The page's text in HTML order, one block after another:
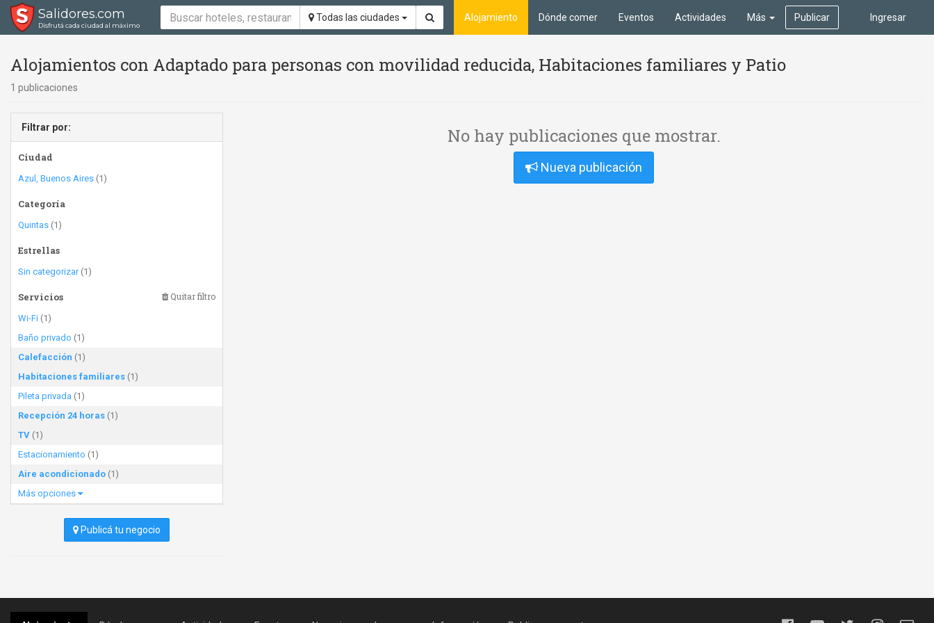
Salidores.com
Disfrutá cada ciudad al máximo
Todas las ciudades Ingresar
Alojamiento Dónde comer Eventos Actividades Más Publicar
Alojamientos con Adaptado para personas con movilidad reducida, Habitaciones familiares y Patio
1 publicaciones
Filtrar por:
Ciudad
Azul, Buenos Aires (1)
Categoría
Quintas (1)
Estrellas
Sin categorizar(1)
Servicios Quitar filtro
Wi-Fi (1)
Baño privado (1)
Calefacción (1)
Habitaciones familiares (1)
Pileta privada (1)
Recepción 24 horas (1)
TV (1)
Estacionamiento (1)
Aire acondicionado (1)
Más opciones
Publicá tu negocio
No hay publicaciones que mostrar.
Nueva publicación